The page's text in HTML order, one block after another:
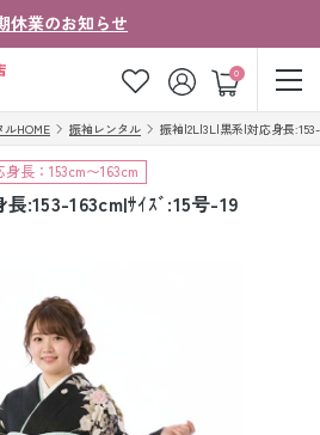
休業のお知らせ
0
ログイン カート
ご注文の流れ
法人・グループの
お客様はこちら
HOME 振袖レンタル 振袖|2L|3L|黒系|対応身長:153-
身長：153cm〜163cm
:153-163cm|ｻｲｽﾞ:15号-19